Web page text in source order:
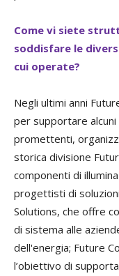
Come vi siete
soddisfare le
cui operate?
Negli ultimi anni
per supportare
promettenti,
storica divisione
componenti di
progettisti di
Solutions, che offre
di sistema alle
dell'energia; Future
l’obiettivo di